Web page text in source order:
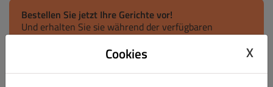
Bestellen Sie jetzt Ihre Gerichte vor!
Und erhalten Sie sie während der verfügbaren
täglichen Zeitfenster.
Cookies X